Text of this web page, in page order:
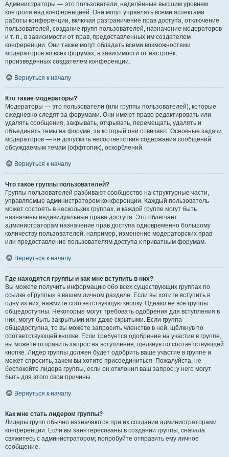
Администраторы — это пользователи, наделённые высшим уровнем
контроля над конференцией. Они могут управлять всеми аспектами
работы конференции, включая разграничение прав доступа, отключение
пользователей, создание групп пользователей, назначение модераторов
и т. п., в зависимости от прав, предоставленных им создателем
конференции. Они также могут обладать всеми возможностями
модераторов во всех форумах, в зависимости от настроек,
произведённых создателем конференции.
Вернуться к началу
Кто такие модераторы?
Модераторы — это пользователи (или группы пользователей), которые
ежедневно следят за форумами. Они имеют право редактировать или
удалять сообщения, закрывать, открывать, перемещать, удалять и
объединять темы на форуме, за который они отвечают. Основные задачи
модераторов — не допускать несоответствия содержания сообщений
обсуждаемым темам (оффтопик), оскорблений.
Вернуться к началу
Что такое группы пользователей?
Группы пользователей разбивают сообщество на структурные части,
управляемые администратором конференции. Каждый пользователь
может состоять в нескольких группах, и каждой группе могут быть
назначены индивидуальные права доступа. Это облегчает
администраторам назначение прав доступа одновременно большому
количеству пользователей, например, изменение модераторских прав
или предоставление пользователям доступа к приватным форумам.
Вернуться к началу
Где находятся группы и как мне вступить в них?
Вы можете получить информацию обо всех существующих группах по
ссылке «Группы» в вашем личном разделе. Если вы хотите вступить в
одну из них, нажмите соответствующую кнопку. Однако не все группы
общедоступны. Некоторые могут требовать одобрения для вступления в
них, могут быть закрытыми или даже скрытыми. Если группа
общедоступна, то вы можете запросить членство в ней, щёлкнув по
соответствующей кнопке. Если требуется одобрение на участие в группе,
вы можете отправить запрос на вступление, щёлкнув по соответствующей
кнопке. Лидер группы должен будет одобрить ваше участие в группе и
может спросить, зачем вы хотите присоединиться. Пожалуйста, не
беспокойте лидера группы, если он отклонил ваш запрос; у него могут
быть для этого свои причины.
Вернуться к началу
Как мне стать лидером группы?
Лидеры групп обычно назначаются при их создании администраторами
конференции. Если вы заинтересованы в создании группы, сначала
свяжитесь с администратором; попробуйте отправить ему личное
сообщение.